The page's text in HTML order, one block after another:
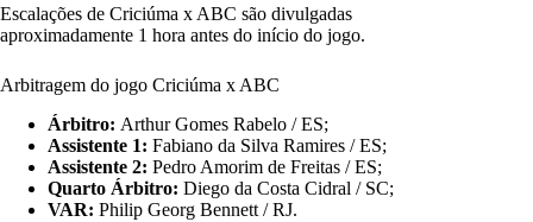
33 Geovane Henrique Pereira De Souza
90 Matheus de Oliveira Refundini
Stephannyo Afonso Lopes de Oliveira
Matheus Anjos
Alex da Silva
Escalações de Criciúma x ABC são divulgadas
aproximadamente 1 hora antes do início do jogo.
Arbitragem do jogo Criciúma x ABC
Árbitro: Arthur Gomes Rabelo / ES;
Assistente 1: Fabiano da Silva Ramires / ES;
Assistente 2: Pedro Amorim de Freitas / ES;
Quarto Árbitro: Diego da Costa Cidral / SC;
VAR: Philip Georg Bennett / RJ.